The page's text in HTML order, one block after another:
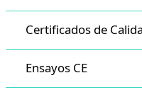
Certificados de
Ensayos CE